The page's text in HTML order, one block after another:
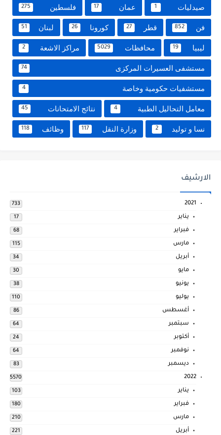
صيدليات 1 عمان 17 فلسطين 275
فن 852 قطر 27 كورونا 26 لبنان 51
ليبيا 19 محافظات 5029 مراكز الاشعة 2
مستشفى العسيرات المركزى 74
مستشفيات حكومية وخاصة 4
معامل التحاليل الطبية 4 نتائج الامتحانات 45
نسا و توليد 2 وزارة النقل 117 وظائف 118
الارشيف
2021
733
يناير 17
فبراير 68
مارس 115
أبريل 34
مايو 30
يونيو 38
يوليو 110
أغسطس 86
سبتمبر 64
أكتوبر 24
نوفمبر 64
ديسمبر 83
2022
5570
يناير 103
فبراير 180
مارس 210
أبريل 221